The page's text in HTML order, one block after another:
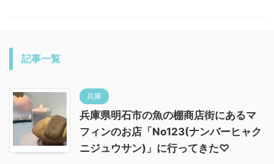
記事一覧
兵庫
兵庫県明石市の魚の棚商店街にあるマ
フィンのお店「No123(ナンバーヒャク
ニジュウサン)」に行ってきた♡